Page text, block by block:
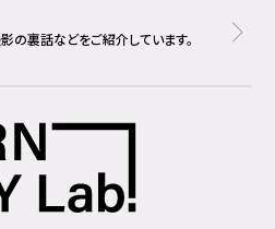
の裏話などをご紹介しています。